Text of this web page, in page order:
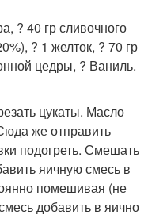
? 40 гр сливочного
? 1 желток, ? 70 гр
цедры, ? Ваниль.
цукаты. Масло
же отправить
подогреть. Смешать
яичную смесь в
помешивая (не
добавить в яично